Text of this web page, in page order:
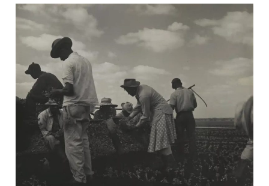
“Consuelo
Kanaga.
Atrapar
el
espíritu”:
una
trayectoria
artística
recogida